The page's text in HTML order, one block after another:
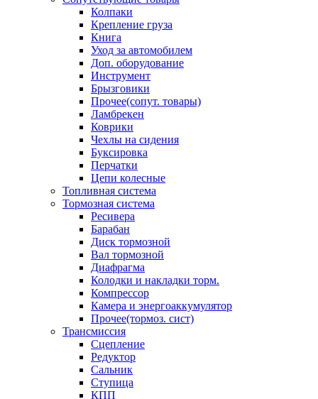
Колпаки
Крепление груза
Книга
Уход за автомобилем
Доп. оборудование
Инструмент
Брызговики
Прочее(сопут. товары)
Ламбрекен
Коврики
Чехлы на сидения
Буксировка
Перчатки
Цепи колесные
Топливная система
Тормозная система
Ресивера
Барабан
Диск тормозной
Вал тормозной
Диафрагма
Колодки и накладки торм.
Компрессор
Камера и энергоаккумулятор
Прочее(тормоз. сист)
Трансмиссия
Сцепление
Редуктор
Сальник
Ступица
КПП